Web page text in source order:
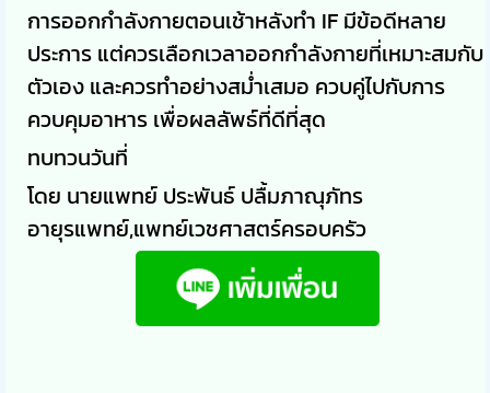
การออกกำลังกายตอนเช้าหลังทำ IF มีข้อดีหลาย
ประการ แต่ควรเลือกเวลาออกกำลังกายที่เหมาะสมกับ
ตัวเอง และควรทำอย่างสม่ำเสมอ ควบคู่ไปกับการ
ควบคุมอาหาร เพื่อผลลัพธ์ที่ดีที่สุด
ทบทวนวันที่
โดย นายแพทย์ ประพันธ์ ปลื้มภาณุภัทร
อายุรแพทย์,แพทย์เวชศาสตร์ครอบครัว